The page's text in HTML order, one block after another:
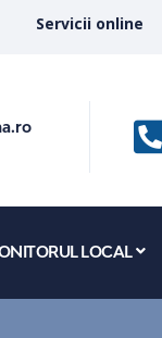
Servicii online
LOCAL